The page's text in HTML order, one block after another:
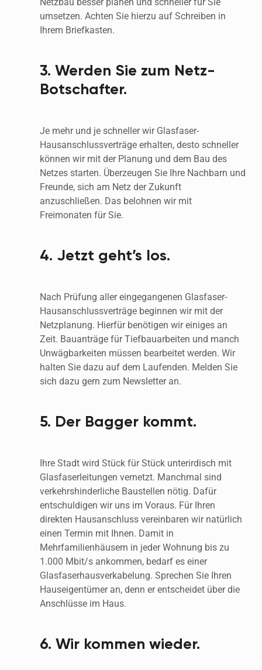
Netzbau besser planen und schneller für Sie
umsetzen. Achten Sie hierzu auf Schreiben in
Ihrem Briefkasten.
3. Werden Sie zum Netz-
Botschafter.
Je mehr und je schneller wir Glasfaser-
Hausanschlussverträge erhalten, desto schneller
können wir mit der Planung und dem Bau des
Netzes starten. Überzeugen Sie Ihre Nachbarn und
Freunde, sich am Netz der Zukunft
anzuschließen. Das belohnen wir mit
Freimonaten für Sie.
4. Jetzt geht’s los.
Nach Prüfung aller eingegangenen Glasfaser-
Hausanschlussverträge beginnen wir mit der
Netzplanung. Hierfür benötigen wir einiges an
Zeit. Bauanträge für Tiefbauarbeiten und manch
Unwägbarkeiten müssen bearbeitet werden. Wir
halten Sie dazu auf dem Laufenden. Melden Sie
sich dazu gern zum Newsletter an.
5. Der Bagger kommt.
Ihre Stadt wird Stück für Stück unterirdisch mit
Glasfaserleitungen vernetzt. Manchmal sind
verkehrshinderliche Baustellen nötig. Dafür
entschuldigen wir uns im Voraus. Für Ihren
direkten Hausanschluss vereinbaren wir natürlich
einen Termin mit Ihnen. Damit in
Mehrfamilienhäusern in jeder Wohnung bis zu
1.000 Mbit/s ankommen, bedarf es einer
Glasfaserhausverkabelung. Sprechen Sie Ihren
Hauseigentümer an, denn er entscheidet über die
Anschlüsse im Haus.
6. Wir kommen wieder.